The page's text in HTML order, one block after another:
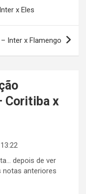
x Eles
Inter x Flamengo
Coritiba x
depois de ver
notas anteriores